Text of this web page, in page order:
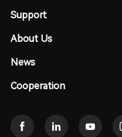
Support
About Us
News
Cooperation